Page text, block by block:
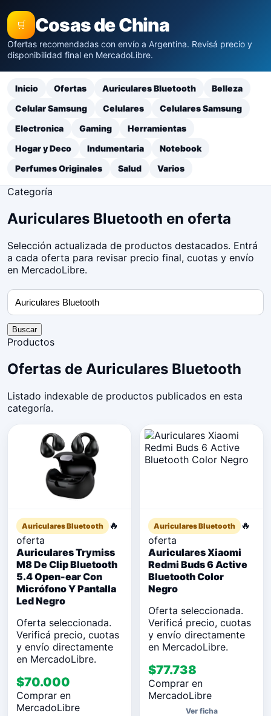
🛒 Cosas de China
Ofertas recomendadas con envío a Argentina. Revisá precio y
disponibilidad final en MercadoLibre.
Inicio Ofertas Auriculares Bluetooth
Belleza
Celular Samsung
Celulares
Celulares Samsung
Electronica
Gaming
Herramientas
Hogar y Deco
Indumentaria
Notebook
Perfumes Originales
Salud Varios
Categoría
Auriculares Bluetooth en oferta
Selección actualizada de productos destacados. Entrá
a cada oferta para revisar precio final, cuotas y envío
en MercadoLibre.
Buscar
Productos
Ofertas de Auriculares Bluetooth
Listado indexable de productos publicados en esta
categoría.
Auriculares Bluetooth
🔥
oferta
Auriculares Trymiss
M8 De Clip Bluetooth
5.4 Open-ear Con
Micrófono Y Pantalla
Led Negro
Oferta seleccionada.
Verificá precio, cuotas
y envío directamente
en MercadoLibre.
$70.000
Comprar en
MercadoLibre
Auriculares Bluetooth
🔥
oferta
Auriculares Xiaomi
Redmi Buds 6 Active
Bluetooth Color
Negro
Oferta seleccionada.
Verificá precio, cuotas
y envío directamente
en MercadoLibre.
$77.738
Comprar en
MercadoLibre
Ver ficha